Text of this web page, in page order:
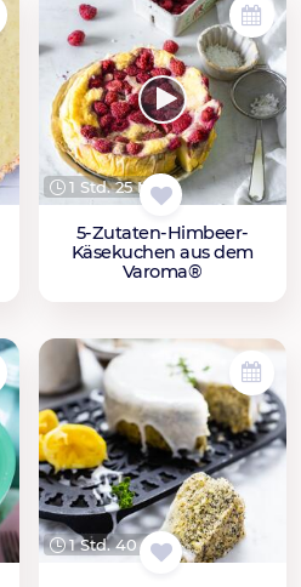
1 Std. 25 Min.
5-Zutaten-Himbeer-
Käsekuchen aus dem
Varoma®
1 Std. 40 Min.